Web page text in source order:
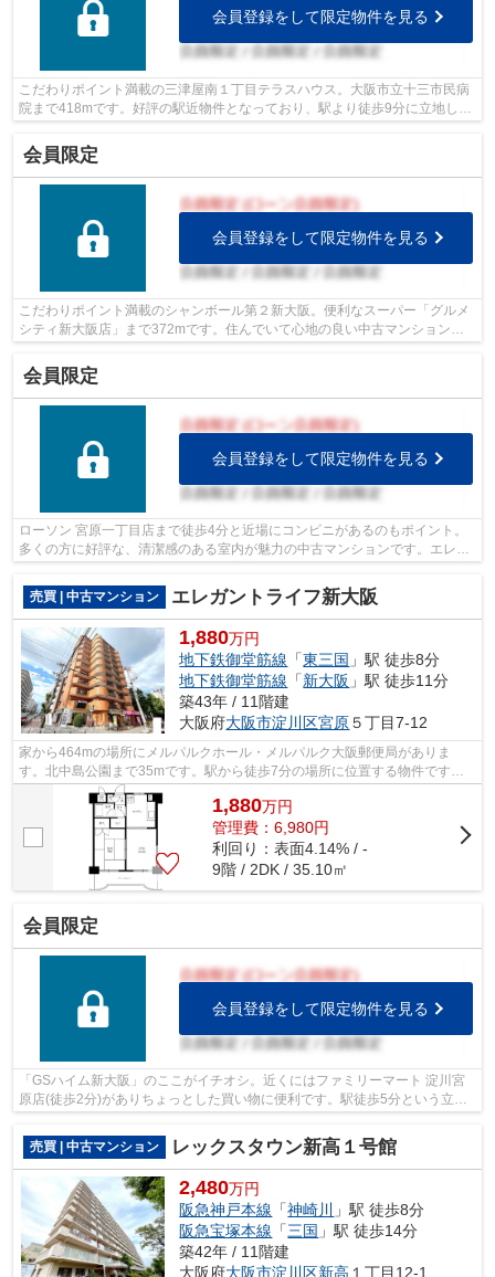
会員登録をして限定物件を見る
こだわりポイント満載の三津屋南１丁目テラスハウス。大阪市立十三市民病
院まで418mです。好評の駅近物件となっており、駅より徒歩9分に立地して
います。利便性良好な前面道路6m以上の...
会員限定
会員登録をして限定物件を見る
こだわりポイント満載のシャンボール第２新大阪。便利なスーパー「グルメ
シティ新大阪店」まで372mです。住んでいて心地の良い中古マンションで
魅力的です。こちらの物件はエレベータ...
会員限定
会員登録をして限定物件を見る
ローソン 宮原一丁目店まで徒歩4分と近場にコンビニがあるのもポイント。
多くの方に好評な、清潔感のある室内が魅力の中古マンションです。エレベ
売買 | 中古マンション
エレガントライフ新大阪
1,880万円
地下鉄御堂筋線 「東三国 」駅 徒歩8分
地下鉄御堂筋線 「新大阪 」駅 徒歩11分
築43年 / 11階建
大阪府大阪市淀川区宮原５丁目7-12
家から464mの場所にメルパルクホール・メルパルク大阪郵便局がありま
す。北中島公園まで35mです。駅から徒歩7分の場所に位置する物件です。
あると何かと便利な、エレベーターのある物...
1,880万円
管理費：6,980円
利回り：表面4.14% / -
9階 / 2DK / 35.10㎡
会員限定
会員登録をして限定物件を見る
「GSハイム新大阪」のここがイチオシ。近くにはファミリーマート 淀川宮
原店(徒歩2分)がありちょっとした買い物に便利です。駅徒歩5分という立地
売買 | 中古マンション
レックスタウン新高１号館
2,480万円
阪急神戸本線 「神崎川
」駅 徒歩8分
阪急宝塚本線 「三国 」駅 徒歩14分
築42年 / 11階建
大阪府大阪市淀川区新高 １丁目12-1